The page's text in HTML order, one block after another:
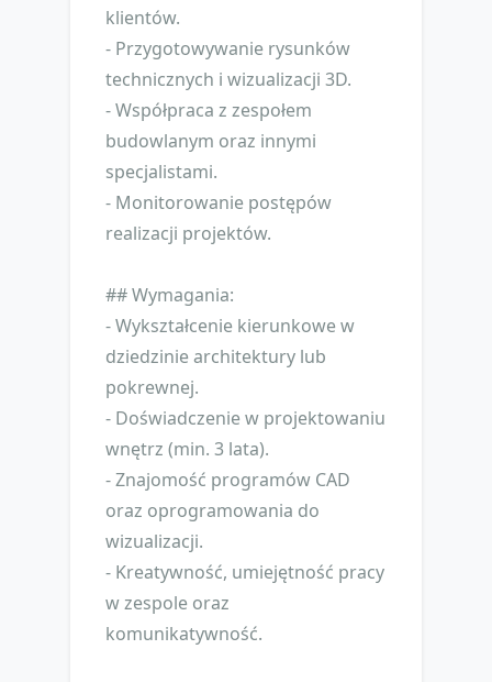
klientów.
- Przygotowywanie rysunków
technicznych i wizualizacji 3D.
- Współpraca z zespołem
budowlanym oraz innymi
specjalistami.
- Monitorowanie postępów
realizacji projektów.
## Wymagania:
- Wykształcenie kierunkowe w
dziedzinie architektury lub
pokrewnej.
- Doświadczenie w projektowaniu
wnętrz (min. 3 lata).
- Znajomość programów CAD
oraz oprogramowania do
wizualizacji.
- Kreatywność, umiejętność pracy
w zespole oraz
komunikatywność.